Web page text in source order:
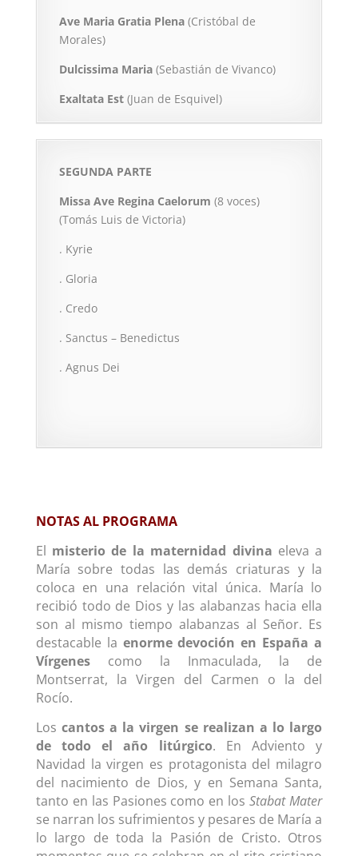
Ave Maria Gratia Plena(Cristóbal de
Morales)
Dulcissima Maria(Sebastián de Vivanco)
Exaltata Est(Juan de Esquivel)
SEGUNDA PARTE
Missa Ave Regina Caelorum (8 voces)
(Tomás Luis de Victoria)
. Kyrie
. Gloria
. Credo
. Sanctus – Benedictus
. Agnus Dei
NOTAS AL PROGRAMA
El misterio de la maternidad divina eleva a
María sobre todas las demás criaturas y la
coloca en una relación vital única. María lo
recibió todo de Dios y las alabanzas hacia ella
son al mismo tiempo alabanzas al Señor. Es
destacable la enorme devoción en España a
Vírgenes como la Inmaculada, la de
Montserrat, la Virgen del Carmen o la del
Rocío.
Los cantos a la virgen se realizan a lo largo
de todo el año litúrgico. En Adviento y
Navidad la virgen es protagonista del milagro
del nacimiento de Dios, y en Semana Santa,
tanto en las Pasiones como en losStabat Mater
se narran los sufrimientos y pesares de María a
lo largo de toda la Pasión de Cristo. Otros